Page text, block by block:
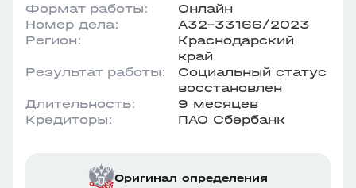
Формат работы:
Онлайн
Номер дела:
А32-33166/2023
Регион:
Краснодарский
край
Результат работы:
Социальный статус
восстановлен
Длительность:
9 месяцев
Кредиторы:
ПАО Сбербанк
Оригинал определения